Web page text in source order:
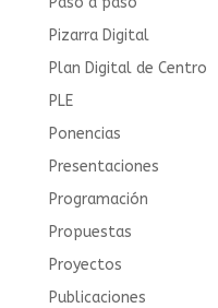
Pizarra Digital
Plan Digital de Centro
PLE
Ponencias
Presentaciones
Programación
Propuestas
Proyectos
Publicaciones